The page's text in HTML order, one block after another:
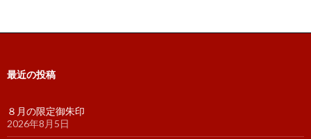
最近の投稿
８月の限定御朱印
2026年8月5日